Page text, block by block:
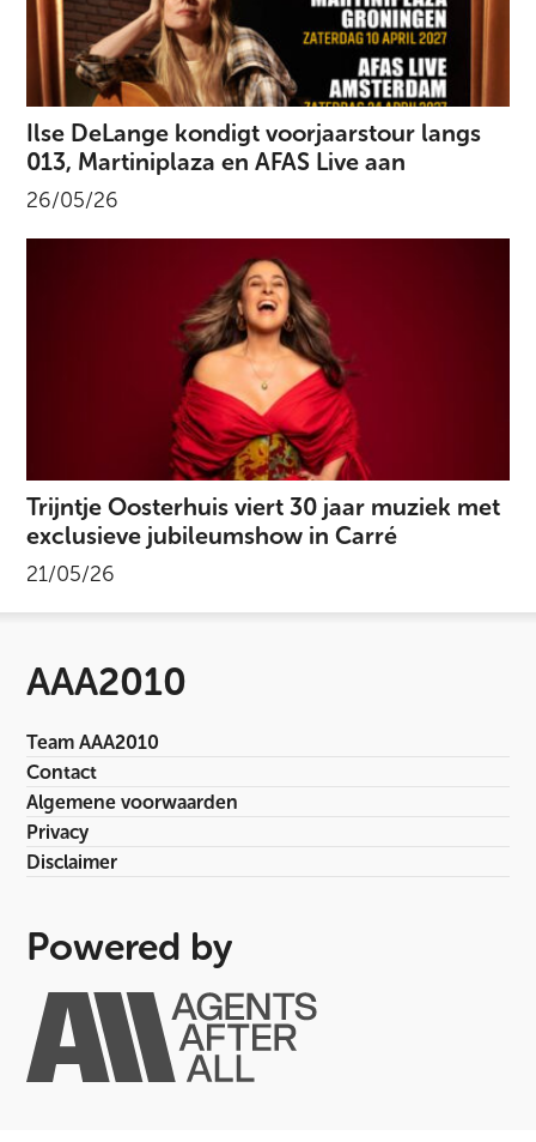
Ilse DeLange kondigt voorjaarstour langs
013, Martiniplaza en AFAS Live aan
26/05/26
Trijntje Oosterhuis viert 30 jaar muziek met
exclusieve jubileumshow in Carré
21/05/26
AAA2010
Team AAA2010
Contact
Algemene voorwaarden
Privacy
Disclaimer
Powered by